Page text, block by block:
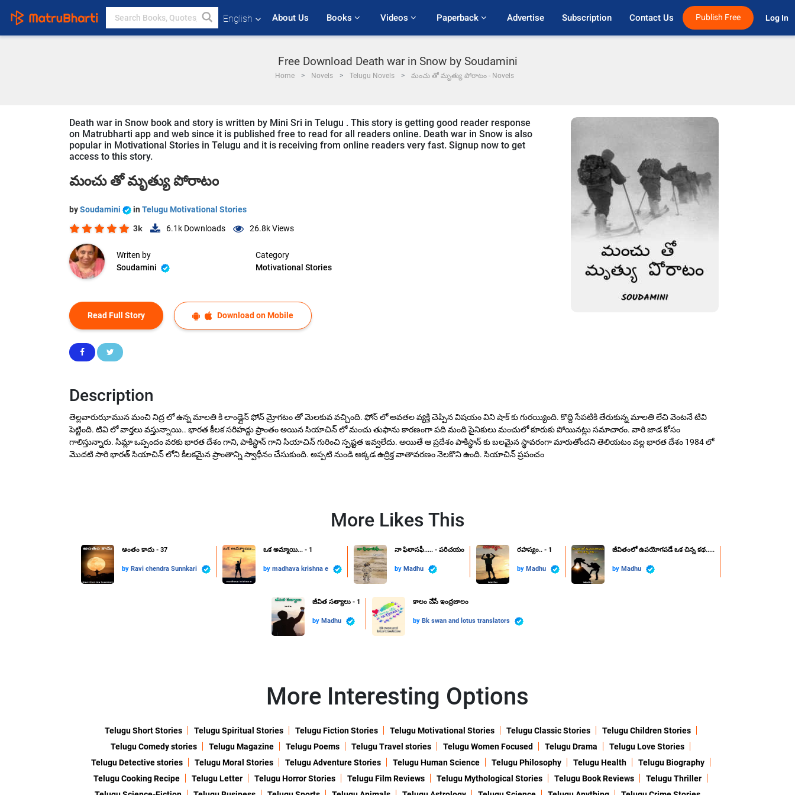
English About Us Books Videos Paperback Advertise Subscription Contact Us Publish Free Log In
Free Download Death war in Snow by Soudamini
Home Novels Telugu Novels మంచు తో మృత్యు పోరాటం - Novels
Death war in Snow book and story is written by Mini Sri in Telugu . This story is getting good reader response
on Matrubharti app and web since it is published free to read for all readers online. Death war in Snow is also
popular in Motivational Stories in Telugu and it is receiving from online readers very fast. Signup now to get
access to this story.
మంచు తో మృత్యు పోరాటం
bySoudamini in Telugu Motivational Stories
3k 6.1k Downloads 26.8kViews
Writen by
Soudamini
Category
Motivational Stories
Read Full Story Download on Mobile
Description
తెల్లవారుఝామున మంచి నిద్ర లో ఉన్న మాలతి కి లాండ్లైన్ ఫోన్ మ్రోగటం తో మెలకువ వచ్చింది. ఫోన్ లో అవతల వ్యక్తి చెప్పిన విషయం విని షాక్ కు గురయ్యింది. కొద్ది సేపటికి తేరుకున్న మాలతి లేచి వెంటనే టివి
పెట్టింది. టివి లో వార్తలు వస్తున్నాయి.. భారత కీలక సరిహద్దు ప్రాంతం అయిన సియాచిన్ లో మంచు తుఫాను కారణంగా పది మంది సైనికులు మంచులో కూరుకు పోయినట్లు సమాచారం. వారి జాడ కోసం
గాలిస్తున్నారు. సిమ్లా ఒప్పందం వరకు భారత దేశం గాని, పాకిస్థాన్ గాని సియాచిన్ గురించి స్పష్టత ఇవ్వలేదు. అయితే ఆ ప్రదేశం పాకిస్థాన్ కు బలమైన స్థావరంగా మారుతోందని తెలియటం వల్ల భారత దేశం 1984 లో
మొదటి సారి భారత్ సియాచిన్ లోని కీలకమైన ప్రాంతాన్ని స్వాధీనం చేసుకుంది. అప్పటి నుండి అక్కడ ఉద్రిక్త వాతావరణం నెలకొని ఉంది. సియాచిన్ ప్రపంచం
More Likes This
అంతం కాదు - 37
by Ravi chendra Sunnkari
ఒక అమ్మాయి... - 1
by madhava krishna e
నా ఫిలాసఫీ..... - పరిచయం
by Madhu
రహస్యం.. - 1
by Madhu
జీవితంలో ఉపయోగపడే ఒక చిన్న కథ.....
by Madhu
జీవిత సత్యాలు - 1
by Madhu
కాలం చేసే ఇంద్రజాలం
by Bk swan and lotus translators
More Interesting Options
Telugu Short Stories Telugu Spiritual Stories Telugu Fiction Stories Telugu Motivational Stories Telugu Classic Stories
Telugu Children Stories
Telugu Comedy stories
Telugu Magazine Telugu Poems Telugu Travel stories Telugu Women Focused Telugu Drama
Telugu Love Stories
Telugu Detective stories
Telugu Moral Stories Telugu Adventure Stories Telugu Human Science Telugu Philosophy Telugu Health
Telugu Biography
Telugu Cooking Recipe
Telugu Letter Telugu Horror Stories Telugu Film Reviews Telugu Mythological Stories Telugu Book Reviews
Telugu Thriller